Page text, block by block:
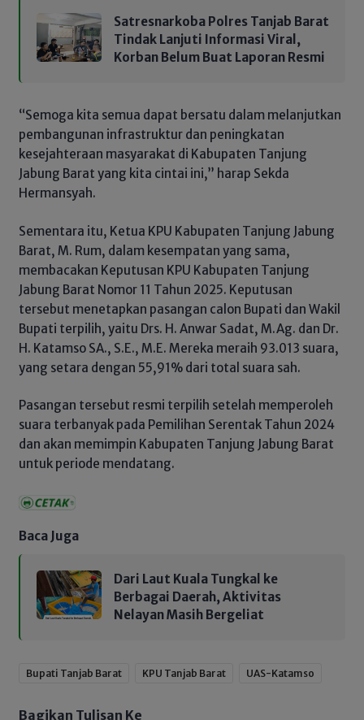
Satresnarkoba Polres Tanjab Barat
Tindak Lanjuti Informasi Viral,
Korban Belum Buat Laporan Resmi
“Semoga kita semua dapat bersatu dalam melanjutkan
pembangunan infrastruktur dan peningkatan
kesejahteraan masyarakat di Kabupaten Tanjung
Jabung Barat yang kita cintai ini,” harap Sekda
Hermansyah.
Sementara itu, Ketua KPU Kabupaten Tanjung Jabung
Barat, M. Rum, dalam kesempatan yang sama,
membacakan Keputusan KPU Kabupaten Tanjung
Jabung Barat Nomor 11 Tahun 2025. Keputusan
tersebut menetapkan pasangan calon Bupati dan Wakil
Bupati terpilih, yaitu Drs. H. Anwar Sadat, M.Ag. dan Dr.
H. Katamso SA., S.E., M.E. Mereka meraih 93.013 suara,
yang setara dengan 55,91% dari total suara sah.
Pasangan tersebut resmi terpilih setelah memperoleh
suara terbanyak pada Pemilihan Serentak Tahun 2024
dan akan memimpin Kabupaten Tanjung Jabung Barat
untuk periode mendatang.
Baca Juga
Dari Laut Kuala Tungkal ke
Berbagai Daerah, Aktivitas
Nelayan Masih Bergeliat
Bupati Tanjab Barat KPU Tanjab Barat UAS-Katamso
Bagikan Tulisan Ke